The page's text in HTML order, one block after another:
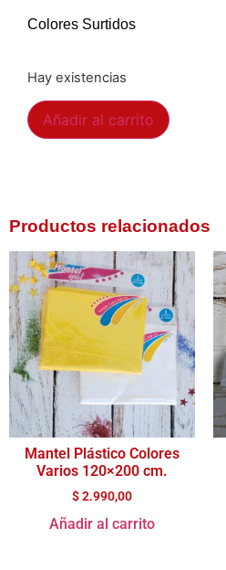
Colores Surtidos
Hay existencias
Añadir al carrito
Productos relacionados
Mantel Plástico Colores
Varios 120×200 cm.
$2.990,00
Añadir al carrito